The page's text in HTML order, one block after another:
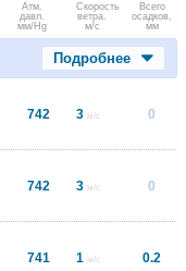
Атм.
давл.
мм/Hg
Скорость
ветра.
м/с
Всего
осадков,
мм
Подробнее
742 3 м/с 0
742 3 м/с 0
741 1 м/с 0.2